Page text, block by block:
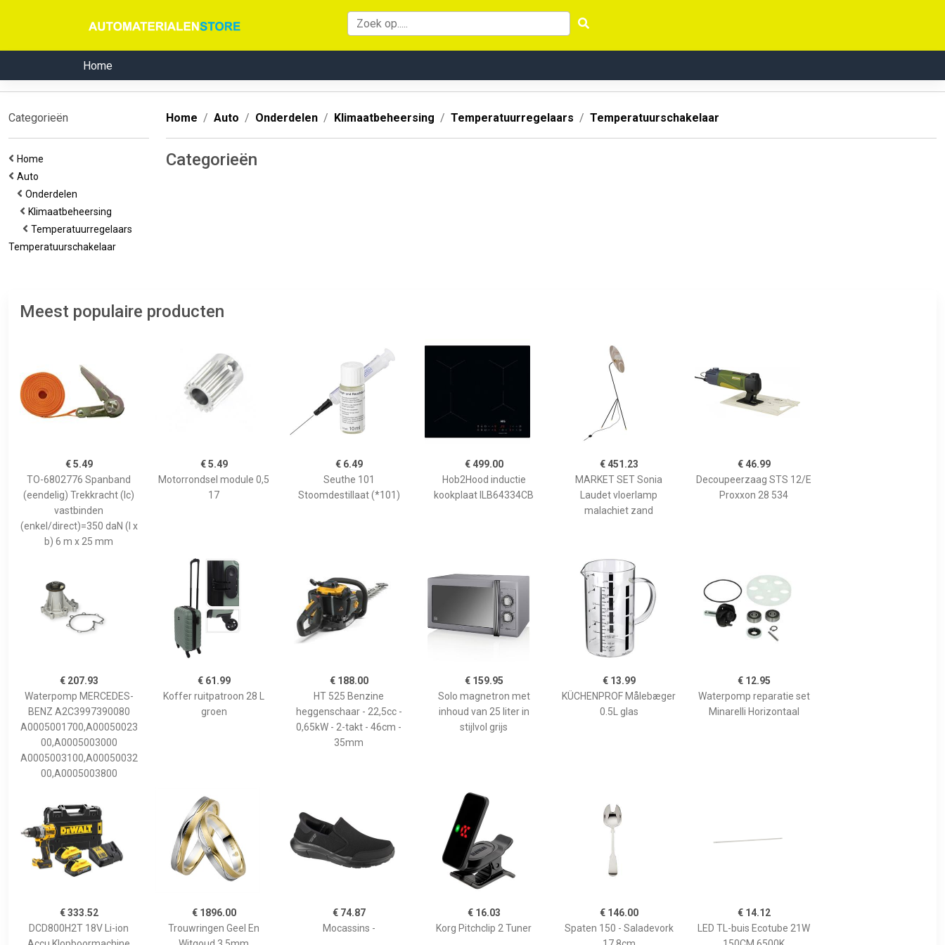
Home
Categorieën
Home
Auto
Onderdelen
Klimaatbeheersing
Temperatuurregelaars
Temperatuurschakelaar
Home Auto Onderdelen Klimaatbeheersing Temperatuurregelaars Temperatuurschakelaar
Categorieën
Meest populaire producten
€ 5.49
TO-6802776 Spanband
(eendelig) Trekkracht (lc)
vastbinden
(enkel/direct)=350 daN (l x
b) 6 m x 25 mm
€ 5.49
Motorrondsel module 0,5
17
€ 6.49
Seuthe 101
Stoomdestillaat (*101)
€ 499.00
Hob2Hood inductie
kookplaat ILB64334CB
€ 451.23
MARKET SET Sonia
Laudet vloerlamp
malachiet zand
€ 46.99
Decoupeerzaag STS 12/E
Proxxon 28 534
€ 207.93
Waterpomp MERCEDES-
BENZ A2C3997390080
A0005001700,A00050023
00,A0005003000
A0005003100,A00050032
00,A0005003800
€ 61.99
Koffer ruitpatroon 28 L
groen
€ 188.00
HT 525 Benzine
heggenschaar - 22,5cc -
0,65kW - 2-takt - 46cm -
35mm
€ 159.95
Solo magnetron met
inhoud van 25 liter in
stijlvol grijs
€ 13.99
KÜCHENPROF Målebæger
0.5L glas
€ 12.95
Waterpomp reparatie set
Minarelli Horizontaal
€ 333.52
DCD800H2T 18V Li-ion
€ 1896.00
Trouwringen Geel En
€ 74.87
Mocassins -
€ 16.03
Korg Pitchclip 2 Tuner
€ 146.00
Spaten 150 - Saladevork
€ 14.12
LED TL-buis Ecotube 21W